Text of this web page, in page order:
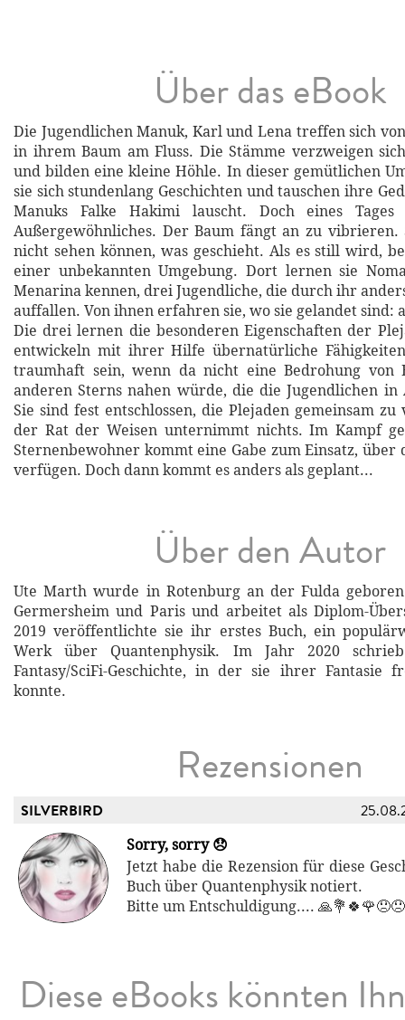
Über das eBook
Die Jugendlichen Manuk, Karl und Lena treffen sich
in ihrem Baum am Fluss. Die Stämme verzweigen
und bilden eine kleine Höhle. In dieser gemütlichen
sie sich stundenlang Geschichten und tauschen ihre
Manuks Falke Hakimi lauscht. Doch eines Tages
Außergewöhnliches. Der Baum fängt an zu vibrieren.
nicht sehen können, was geschieht. Als es still wird,
einer unbekannten Umgebung. Dort lernen sie
Menarina kennen, drei Jugendliche, die durch ihr
auffallen. Von ihnen erfahren sie, wo sie gelandet sind:
Die drei lernen die besonderen Eigenschaften der
entwickeln mit ihrer Hilfe übernatürliche
traumhaft sein, wenn da nicht eine Bedrohung von
anderen Sterns nahen würde, die die Jugendlichen
Sie sind fest entschlossen, die Plejaden gemeinsam
der Rat der Weisen unternimmt nichts. Im Kampf
Sternenbewohner kommt eine Gabe zum Einsatz, über
verfügen. Doch dann kommt es anders als geplant...
Über den Autor
Ute Marth wurde in Rotenburg an der Fulda
Germersheim und Paris und arbeitet als Diplom-
2019 veröffentlichte sie ihr erstes Buch, ein
Werk über Quantenphysik. Im Jahr 2020
Fantasy/SciFi-Geschichte, in der sie ihrer Fantasie
konnte.
Rezensionen
SILVERBIRD
Sorry, sorry 😞
Jetzt habe die Rezension für diese
Buch über Quantenphysik notiert.
Bitte um Entschuldigung....
Diese eBooks könnten